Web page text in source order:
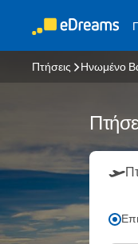
Πτήσεις Ηνωμένο